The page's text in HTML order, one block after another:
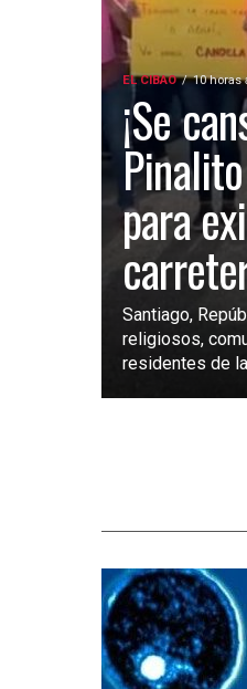
EL CIBAO 10 horas
¡Se
para
Santiago,
religiosos,
residentes de